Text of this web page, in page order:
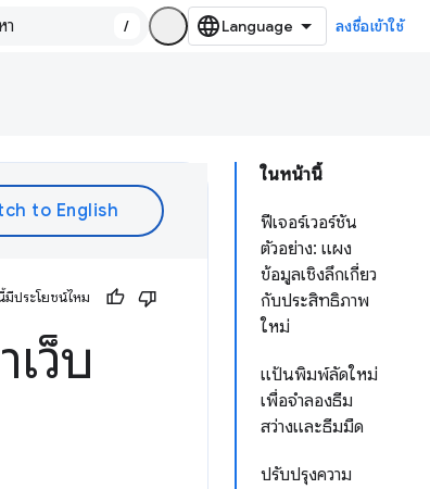
/ ลงชื่อเข้าใช้
ในหน้านี้
ฟีเจอร์เวอร์ชัน
ตัวอย่าง: แผง
ข้อมูลเชิงลึกเกี่ยว
กับประสิทธิภาพ
ใหม่
แป้นพิมพ์ลัดใหม่
เพื่อจำลองธีม
สว่างและธีมมืด
ปรับปรุงความ
ประโยชน์ไหม
ว็บ